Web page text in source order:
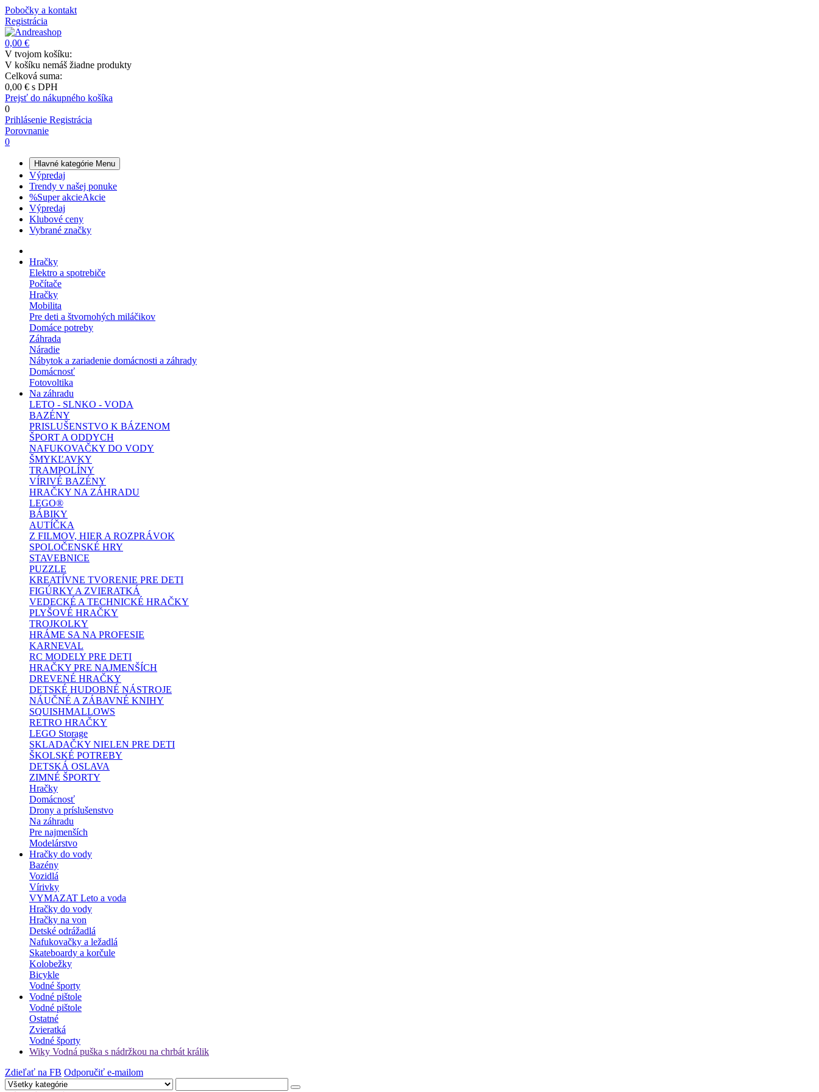
Pobočky a kontakt
Registrácia
0,00 €
V tvojom košíku:
V košíku nemáš žiadne produkty
Celková suma:
0,00 € s DPH
Prejsť do nákupného košíka
0
Prihlásenie Registrácia
Porovnanie
0
Hlavné kategórie Menu
Výpredaj
Trendy v našej ponuke
%Super akcieAkcie
Výpredaj
Klubové ceny
Vybrané značky
Hračky
Elektro a spotrebiče
Počítače
Hračky
Mobilita
Pre deti a štvornohých miláčikov
Domáce potreby
Záhrada
Náradie
Nábytok a zariadenie domácnosti a záhrady
Domácnosť
Fotovoltika
Na záhradu
LETO - SLNKO - VODA
BAZÉNY
PRISLUŠENSTVO K BÁZENOM
ŠPORT A ODDYCH
NAFUKOVAČKY DO VODY
ŠMYKĽAVKY
TRAMPOLÍNY
VÍRIVÉ BAZÉNY
HRAČKY NA ZÁHRADU
LEGO®
BÁBIKY
AUTÍČKA
Z FILMOV, HIER A ROZPRÁVOK
SPOLOČENSKÉ HRY
STAVEBNICE
PUZZLE
KREATÍVNE TVORENIE PRE DETI
FIGÚRKY A ZVIERATKÁ
VEDECKÉ A TECHNICKÉ HRAČKY
PLYŠOVÉ HRAČKY
TROJKOLKY
HRÁME SA NA PROFESIE
KARNEVAL
RC MODELY PRE DETI
HRAČKY PRE NAJMENŠÍCH
DREVENÉ HRAČKY
DETSKÉ HUDOBNÉ NÁSTROJE
NÁUČNÉ A ZÁBAVNÉ KNIHY
SQUISHMALLOWS
RETRO HRAČKY
LEGO Storage
SKLADAČKY NIELEN PRE DETI
ŠKOLSKÉ POTREBY
DETSKÁ OSLAVA
ZIMNÉ ŠPORTY
Hračky
Domácnosť
Drony a príslušenstvo
Na záhradu
Pre najmenších
Modelárstvo
Hračky do vody
Bazény
Vozidlá
Vírivky
VYMAZAT Leto a voda
Hračky do vody
Hračky na von
Detské odrážadlá
Nafukovačky a ležadlá
Skateboardy a korčule
Kolobežky
Bicykle
Vodné športy
Vodné pištole
Vodné pištole
Ostatné
Zvieratká
Vodné športy
Wiky Vodná puška s nádržkou na chrbát králik
Zdieľať na FB Odporučiť e-mailom